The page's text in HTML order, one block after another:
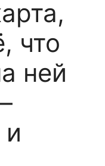
что
ней